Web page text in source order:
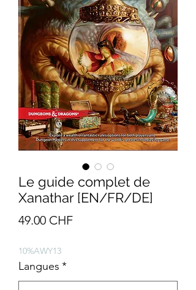
Le guide complet de
Xanathar [EN/FR/DE]
49.00 CHFPrix
10%AWY13
Langues *